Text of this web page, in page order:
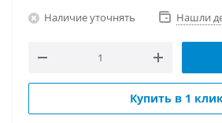
Наличие уточнять Нашли
Купить в 1